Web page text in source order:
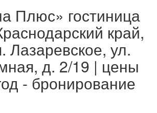
Плюс» гостиница
край,
Лазаревское, ул.
д. 2/19 | цены
- бронирование